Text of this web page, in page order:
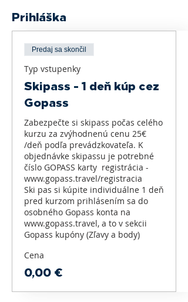
Prihláška
Predaj sa skončil
Typ vstupenky
Skipass - 1 deň kúp cez
Gopass
Zabezpečte si skipass počas celého
kurzu za zvýhodnenú cenu 25€
/deň podľa prevádzkovateľa. K
objednávke skipassu je potrebné
číslo GOPASS karty  registrácia -
www.gopass.travel/registracia
Ski pas si kúpite individuálne 1 deň
pred kurzom prihlásením sa do
osobného Gopass konta na
www.gopass.travel, a to v sekcii
Cena
0,00 €